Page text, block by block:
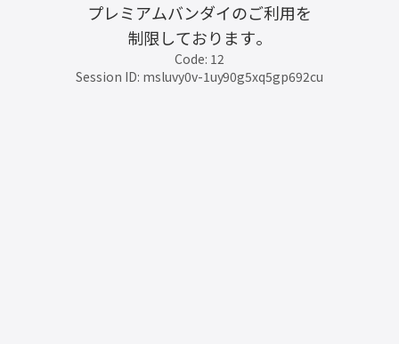
プレミアムバンダイのご利用を
制限しております。
Code: 12
Session ID: msluvy0v-1uy90g5xq5gp692cu